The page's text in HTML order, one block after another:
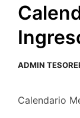
ADMIN
Calendario